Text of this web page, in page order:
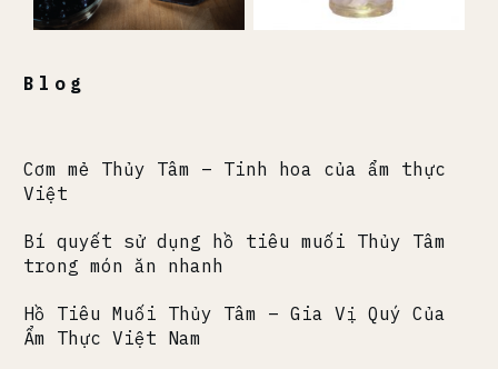
Blog
Cơm mẻ Thủy Tâm – Tinh hoa của ẩm thực
Việt
Bí quyết sử dụng hồ tiêu muối Thủy Tâm
trong món ăn nhanh
Hồ Tiêu Muối Thủy Tâm – Gia Vị Quý Của
Ẩm Thực Việt Nam